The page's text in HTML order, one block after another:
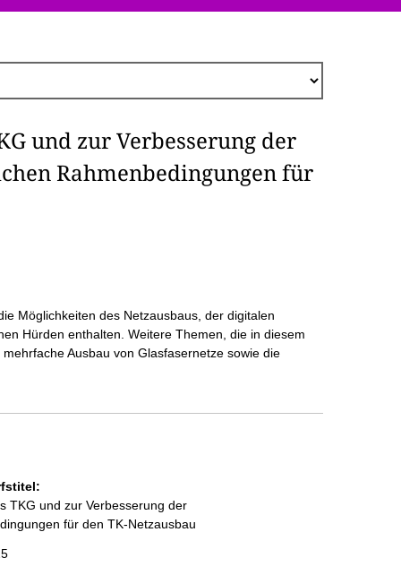
und zur Verbesserung der
Rahmenbedingungen für
Möglichkeiten des Netzausbaus, der digitalen
Hürden enthalten. Weitere Themen, die in diesem
Ausbau von Glasfasernetze sowie die
TKG und zur Verbesserung der
für den TK-Netzausbau